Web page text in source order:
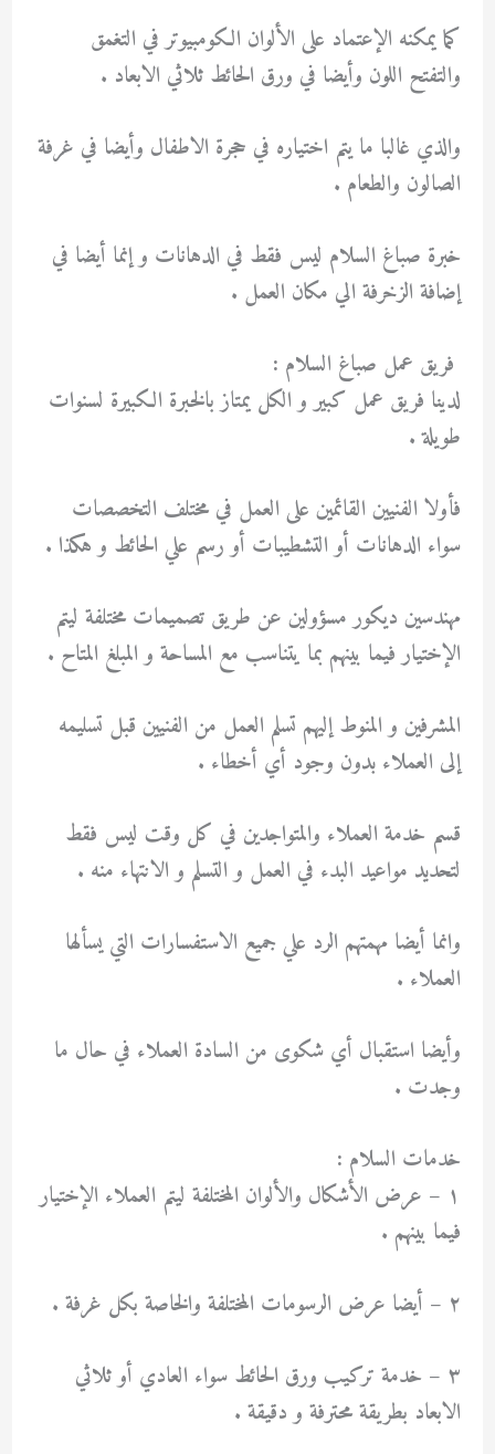
كما يمكنه الإعتماد على الألوان الكومبيوتر في التغمق
والتفتح اللون وأيضا في ورق الحائط ثلاثي الابعاد .
والذي غالبا ما يتم اختياره في حجرة الاطفال وأيضا في غرفة
الصالون والطعام .
خبرة صباغ السلام ليس فقط في الدهانات و إنما أيضا في
إضافة الزخرفة الي مكان العمل .
فريق عمل صباغ السلام :
لدينا فريق عمل كبير و الكل يمتاز بالخبرة الكبيرة لسنوات
طويلة .
فأولا الفنيين القائمين على العمل في مختلف التخصصات
سواء الدهانات أو التشطيبات أو رسم علي الحائط و هكذا .
مهندسين ديكور مسؤولين عن طريق تصميمات مختلفة ليتم
الإختيار فيما بينهم بما يتناسب مع المساحة و المبلغ المتاح .
المشرفين و المنوط إليهم تسلم العمل من الفنيين قبل تسليمه
إلى العملاء بدون وجود أي أخطاء .
قسم خدمة العملاء والمتواجدين في كل وقت ليس فقط
لتحديد مواعيد البدء في العمل و التسلم و الانتهاء منه .
وانما أيضا مهمتهم الرد علي جميع الاستفسارات التي يسألها
العملاء .
وأيضا استقبال أي شكوى من السادة العملاء في حال ما
وجدت .
خدمات السلام :
١ – عرض الأشكال والألوان المختلفة ليتم العملاء الإختيار
فيما بينهم .
٢ – أيضا عرض الرسومات المختلفة والخاصة بكل غرفة .
٣ – خدمة تركيب ورق الحائط سواء العادي أو ثلاثي
الابعاد بطريقة محترفة و دقيقة .